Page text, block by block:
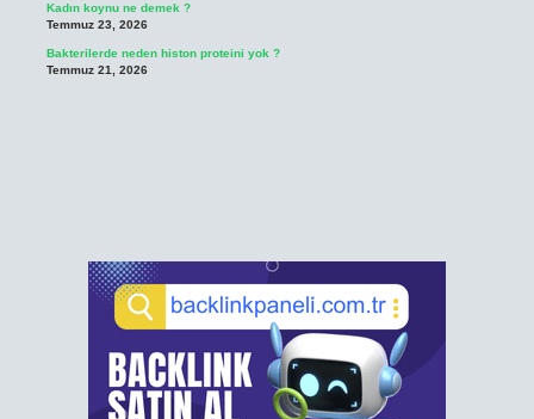
Kadın koynu ne demek ?
Temmuz 23, 2026
Bakterilerde neden histon proteini yok ?
Temmuz 21, 2026